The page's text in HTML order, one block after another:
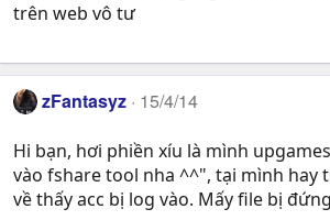
trên web vô tư
zFantasyz 15/4/14
Hi bạn, hơi phiền xíu là mình
vào fshare tool nha ^^", tại mình hay
về thấy acc bị log vào. Mấy file bị